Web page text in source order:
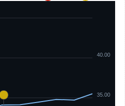
35.00
40.00